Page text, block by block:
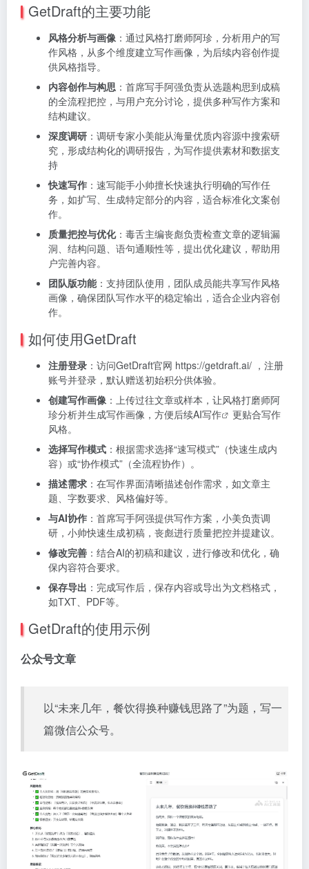
GetDraft的主要功能
风格分析与画像 ：通过风格打磨师阿珍，分析用户的写
作风格，从多个维度建立写作画像，为后续内容创作提
供风格指导。
内容创作与构思 ：首席写手阿强负责从选题构思到成稿
的全流程把控，与用户充分讨论，提供多种写作方案和
结构建议。
深度调研 ：调研专家小美能从海量优质内容源中搜索研
究，形成结构化的调研报告，为写作提供素材和数据支
持
快速写作 ：速写能手小帅擅长快速执行明确的写作任
务，如扩写、生成特定部分的内容，适合标准化文案创
作。
质量把控与优化：毒舌主编丧彪负责检查文章的逻辑漏
洞、结构问题、语句通顺性等，提出优化建议，帮助用
户完善内容。
团队版功能：支持团队使用，团队成员能共享写作风格
画像，确保团队写作水平的稳定输出，适合企业内容创
作。
如何使用GetDraft
注册登录 ：访问GetDraft官网 https://getdraft.ai/ ，注册
账号并登录，默认赠送初始积分供体验。
创建写作画像 ：上传过往文章或样本，让风格打磨师阿
珍分析并生成写作画像，方便后续AI写作
更贴合写作
风格。
选择写作模式 ：根据需求选择“速写模式”（快速生成内
容）或“协作模式”（全流程协作）。
描述需求 ：在写作界面清晰描述创作需求，如文章主
题、字数要求、风格偏好等。
与AI协作 ：首席写手阿强提供写作方案，小美负责调
研，小帅快速生成初稿，丧彪进行质量把控并提建议。
修改完善 ：结合AI的初稿和建议，进行修改和优化，确
保内容符合要求。
保存导出 ：完成写作后，保存内容或导出为文档格式，
如TXT、PDF等。
GetDraft的使用示例
公众号文章
以“未来几年，餐饮得换种赚钱思路了”为题，写一
篇微信公众号。